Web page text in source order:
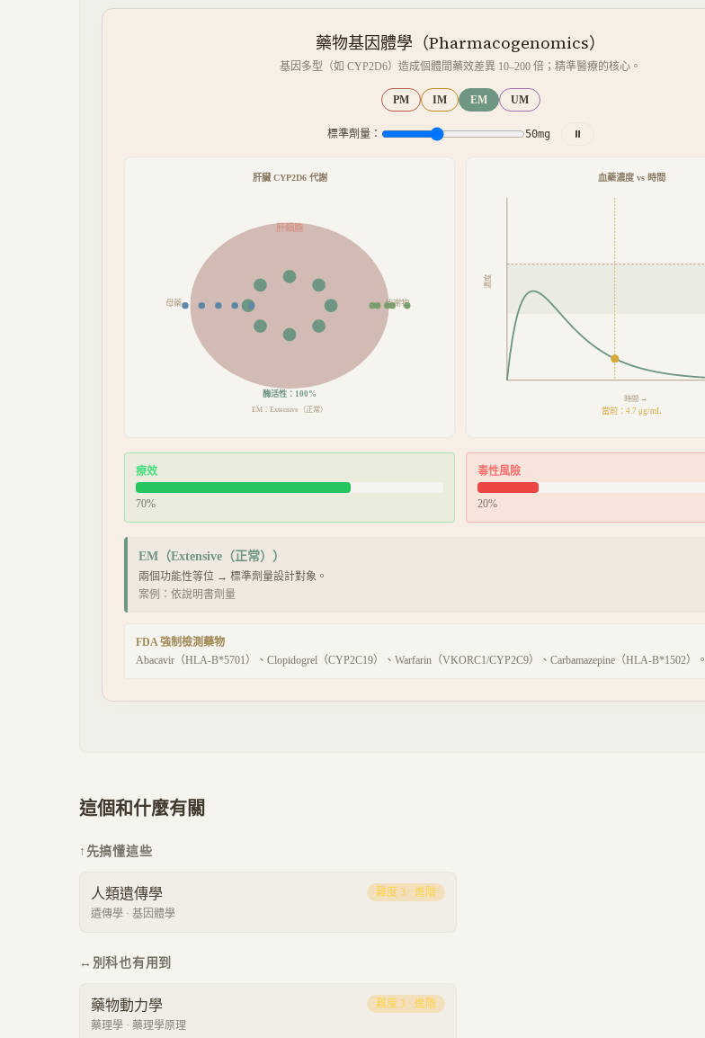
藥物基因體學（Pharmacogenomics）
基因多型（如 CYP2D6）造成個體間藥效差異 10–200 倍；精準醫療的核心。
PM IM EM UM
標準劑量： 50mg ⏸
肝臟 CYP2D6 代謝
肝細胞
母藥 代謝物
酶活性： 100%
EM：Extensive（正常）
血藥濃度 vs 時間
時間 →
濃度
當前： 3.0μg/mL
療效
70%
毒性風險
20%
EM （Extensive（正常） ）
兩個功能性等位 → 標準劑量設計對象。
案例： 依說明書劑量
FDA 強制檢測藥物
Abacavir（HLA-B*5701）、Clopidogrel（CYP2C19）、Warfarin（VKORC1/CYP2C9）、Carbamazepine（HLA-B*1502）。
這個和什麼有關
↑ 先搞懂這些
人類遺傳學
遺傳學 · 基因體學
難度 3 · 進階
↔ 別科也有用到
藥物動力學
藥理學 · 藥理學原理
難度 3 · 進階